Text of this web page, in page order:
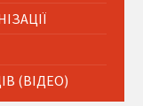
(ВІДЕО)